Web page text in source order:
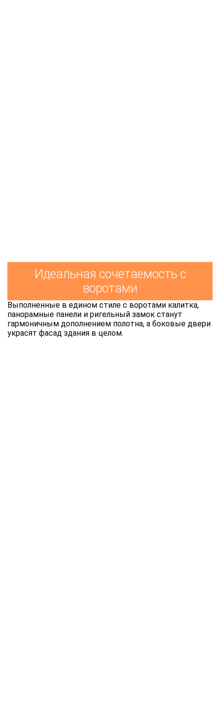
Идеальная сочетаемость с
воротами
Выполненные в едином стиле с воротами калитка,
панорамные панели и ригельный замок станут
гармоничным дополнением полотна, а боковые двери
украсят фасад здания в целом.